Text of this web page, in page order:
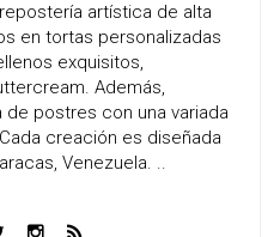
artística de alta
en tortas personalizadas
exquisitos,
Además,
postres con una variada
creación es diseñada
Venezuela. ..